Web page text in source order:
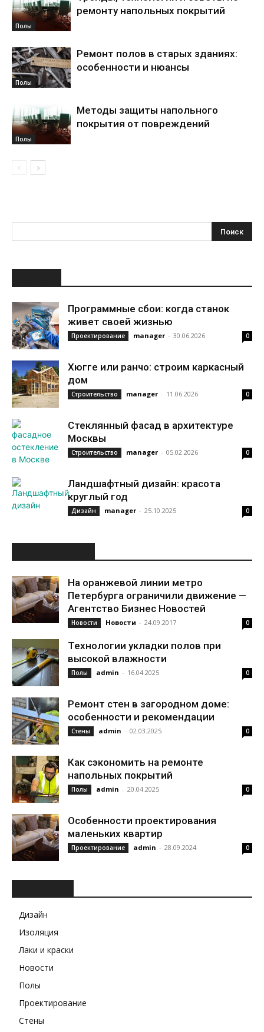
Полы
ремонту напольных покрытий
Полы
Ремонт полов в старых зданиях:
особенности и нюансы
Полы
Методы защиты напольного
покрытия от повреждений
Программные сбои: когда станок
живет своей жизнью
Проектирование manager - 30.06.2026 0
Хюгге или ранчо: строим каркасный
дом
Строительство manager - 11.06.2026 0
Стеклянный фасад в архитектуре
Москвы
Строительство manager - 05.02.2026 0
Ландшафтный дизайн: красота
круглый год
Дизайн manager - 25.10.2025 0
На оранжевой линии метро
Петербурга ограничили движение —
Агентство Бизнес Новостей
Новости Новости - 24.09.2017 0
Технологии укладки полов при
высокой влажности
Полы admin - 16.04.2025 0
Ремонт стен в загородном доме:
особенности и рекомендации
Стены admin - 02.03.2025 0
Как сэкономить на ремонте
напольных покрытий
Полы admin - 20.04.2025 0
Особенности проектирования
маленьких квартир
Проектирование admin - 28.09.2024 0
Дизайн
Изоляция
Лаки и краски
Новости
Полы
Проектирование
Стены